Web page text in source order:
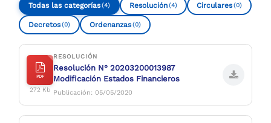
Todas las categorías(4) Resolución(4) Circulares(0)
Decretos(0) Ordenanzas(0)
PDF
272 Kb
RESOLUCIÓN
Resolución N° 20203200013987
Modificación Estados Financieros
Publicación: 05/05/2020